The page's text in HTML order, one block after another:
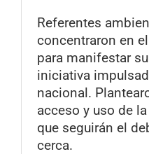
Referentes
concentraron en
para manifestar
iniciativa
nacional.
acceso y uso de
que seguirán el
cerca.